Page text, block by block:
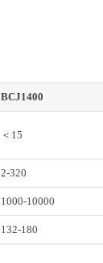
BCJ1400
＜15
2-320
1000-10000
132-180